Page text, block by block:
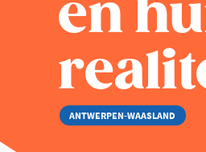
en
ANTWERPEN-WAASLAND